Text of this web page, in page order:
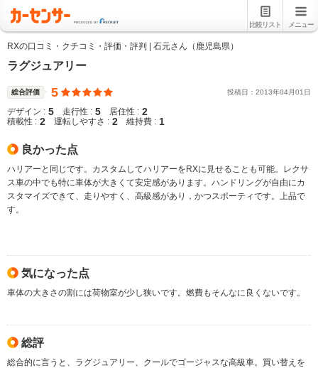
比較リスト メニュー
RXの口コミ・クチコミ・評価・評判 | 石元さん（鹿児島県）
ラグジュアリー
総合評価 5 投稿日： 2013年04月01 日
デザイン : 5 走行性 : 5 居住性 : 2
積載性 : 2 運転しやすさ : 2 維持費 : 1
良かった点
ハリアーと同じです。カスタムしてハリアーをRXに見せることも可能。レクサ
ス車の中でも特に車体が大きくて安定感があります。ハンドリングが自由にカ
スタマイズできて、走りやすく、高級感があり，かつスポーティです。上品で
す。
気になった点
車体の大きさの割には荷物室が少し狭いです。燃費もそんなに良くないです。
総評
総合的に言うと、ラグジュアリー、クールでゴージャスな高級車。買い替えを